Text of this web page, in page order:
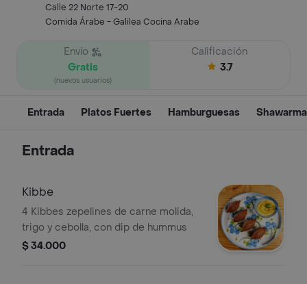
Calle 22 Norte 17-20
Comida Árabe - Galilea Cocina Arabe
Envío
Gratis
(nuevos usuarios)
Calificación
3.7
Entrada Platos Fuertes Hamburguesas Shawarma
Entrada
Kibbe
4 Kibbes zepelines de carne molida,
trigo y cebolla, con dip de hummus
$ 34.000